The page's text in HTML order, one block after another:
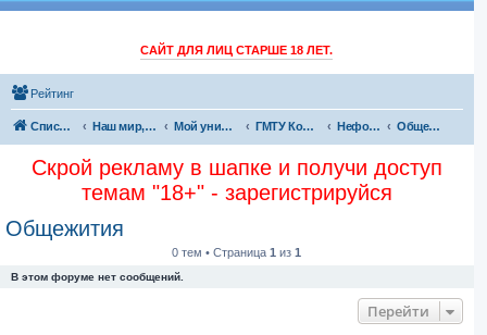
САЙТ ДЛЯ ЛИЦ СТАРШЕ 18 ЛЕТ.
Рейтинг
Список форумов Наш мир, обо всем Мой универ ГМТУ Корабелка Неформальная атмосфера Общежития
Скрой рекламу в шапке и получи доступ
темам "18+" - зарегистрируйся
Общежития
0 тем • Страница1 из1
В этом форуме нет сообщений.
Перейти